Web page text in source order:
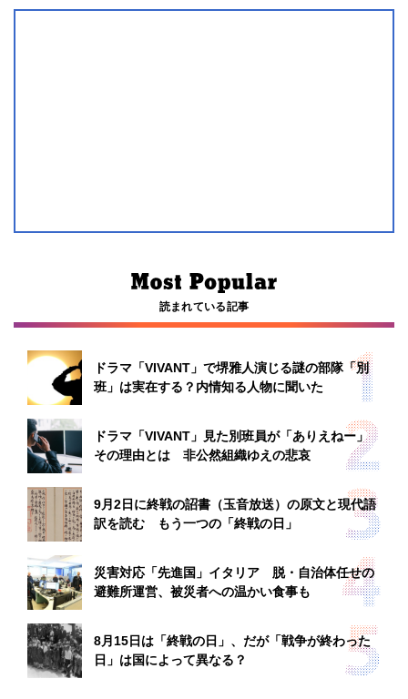
読まれている記事
ドラマ「VIVANT」で堺雅人演じる謎の部隊「別
班」は実在する？内情知る人物に聞いた
ドラマ「VIVANT」見た別班員が「ありえねー」
その理由とは 非公然組織ゆえの悲哀
9月2日に終戦の詔書（玉音放送）の原文と現代語
訳を読む もう一つの「終戦の日」
災害対応「先進国」イタリア 脱・自治体任せの
避難所運営、被災者への温かい食事も
8月15日は「終戦の日」、だが「戦争が終わった
日」は国によって異なる？